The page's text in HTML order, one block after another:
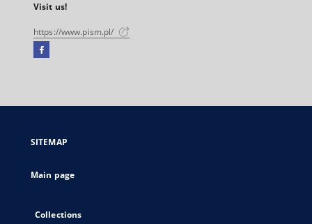
Visit us!
https://www.pism.pl/
Facebook
open
new
SITEMAP
Main page
Collections